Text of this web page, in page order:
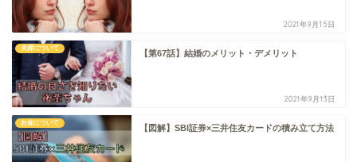
2021年9月15日
夫婦について
【第67話】結婚のメリット・デメリット
2021年9月13日
お金について
【図解】SBI証券×三井住友カードの積み立て方法